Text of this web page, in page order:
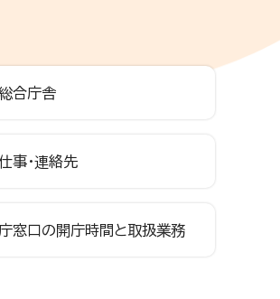
合庁舎
事・連絡先
窓口の開庁時間と取扱業務